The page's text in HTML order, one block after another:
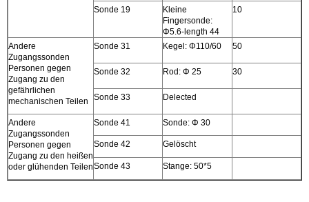
Sonde 19
Kleine
Fingersonde:
Φ5.6-length 44
10
Andere
Zugangssonden
Personen gegen
Zugang zu den
gefährlichen
mechanischen Teilen
Sonde 31 Kegel: Φ110/60 50
Sonde 32 Rod: Φ 25 30
Sonde 33 Delected
Andere
Zugangssonden
Personen gegen
Zugang zu den heißen
oder glühenden Teilen
Sonde 41 Sonde: Φ 30
Sonde 42 Gelöscht
Sonde 43 Stange: 50*5